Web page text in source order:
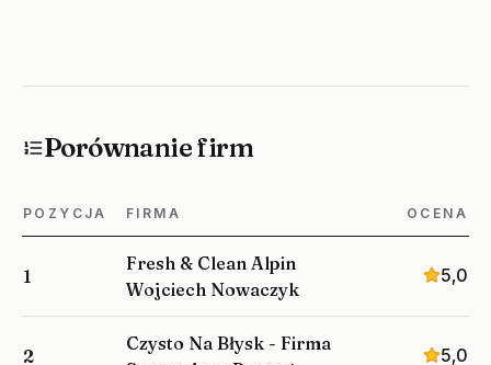
Porównanie firm
POZYCJA FIRMA OCENA
1
Fresh & Clean Alpin
Wojciech Nowaczyk
5,0
2
Czysto Na Błysk - Firma
5,0